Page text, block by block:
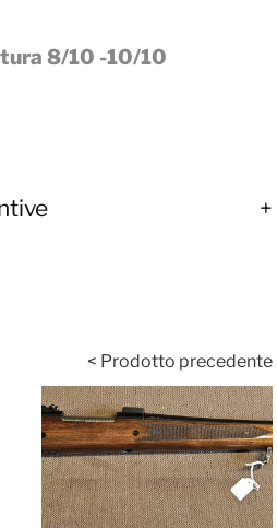
8/10 -10/10
< Prodotto precedente